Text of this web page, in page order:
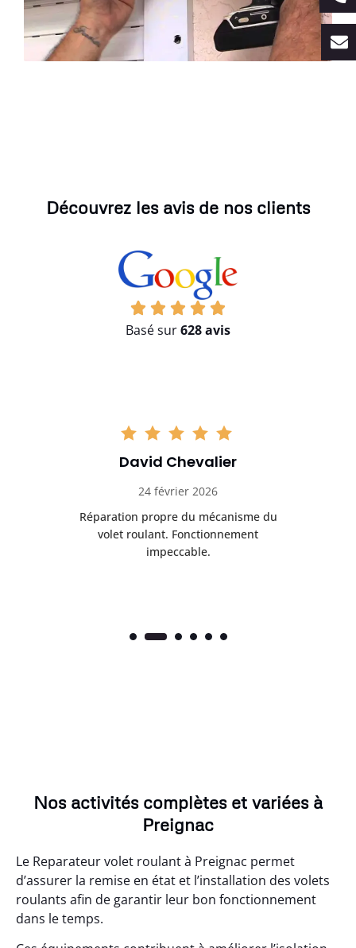
Découvrez les avis de nos clients
Basé sur628 avis
David Chevalier
24 février 2026
Réparation propre du mécanisme du
volet roulant. Fonctionnement
impeccable.
Nos activités complètes et variées à
Preignac
Le Reparateur volet roulant à Preignac permet
d’assurer la remise en état et l’installation des volets
roulants afin de garantir leur bon fonctionnement
dans le temps.